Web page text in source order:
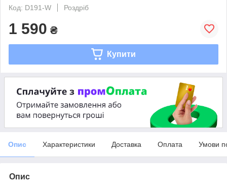
Код: D191-W
Роздріб
1 590 ₴
Купити
Опис Характеристики Доставка Оплата Умови
Опис